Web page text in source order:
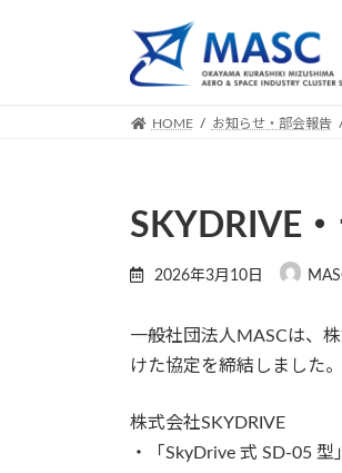
HOME お知らせ・部会報告
SKYDRIVE
2026年3月10日
一般社団法人MASCは、
けた協定を締結しました
株式会社SKYDRIVE
・「SkyDrive 式 SD-05 型